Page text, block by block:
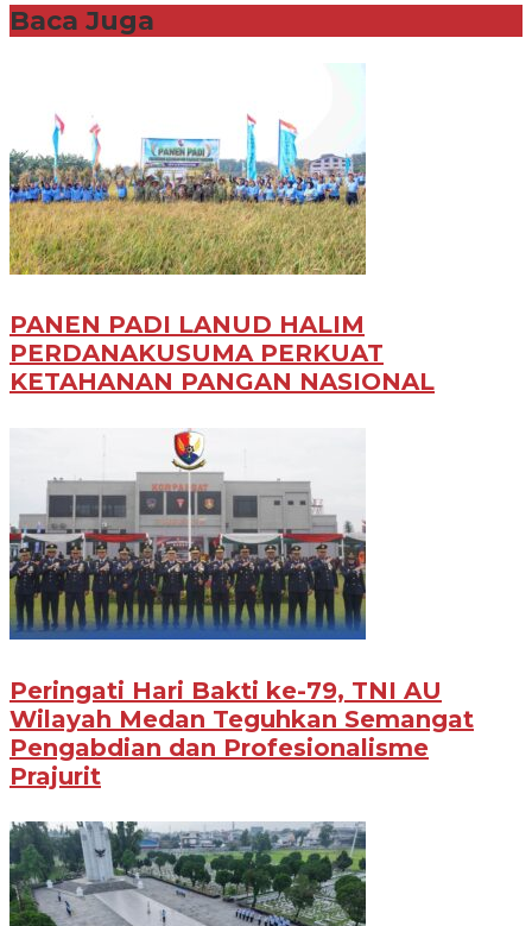
Baca Juga
PANEN PADI LANUD HALIM
PERDANAKUSUMA PERKUAT
KETAHANAN PANGAN NASIONAL
Peringati Hari Bakti ke-79, TNI AU
Wilayah Medan Teguhkan Semangat
Pengabdian dan Profesionalisme
Prajurit